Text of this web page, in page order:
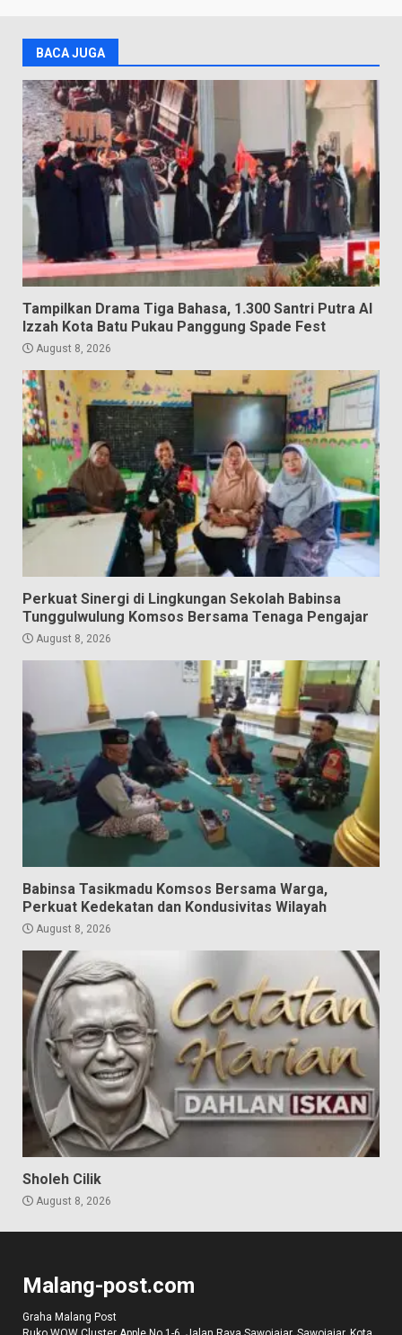
BACA JUGA
Tampilkan Drama Tiga Bahasa, 1.300 Santri Putra Al
Izzah Kota Batu Pukau Panggung Spade Fest
August 8, 2026
Perkuat Sinergi di Lingkungan Sekolah Babinsa
Tunggulwulung Komsos Bersama Tenaga Pengajar
August 8, 2026
Babinsa Tasikmadu Komsos Bersama Warga,
Perkuat Kedekatan dan Kondusivitas Wilayah
August 8, 2026
Sholeh Cilik
August 8, 2026
Malang-post.com
Graha Malang Post